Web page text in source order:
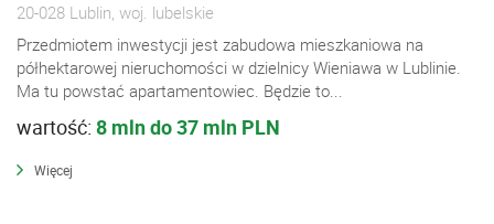
20-028 Lublin, woj. lubelskie
Przedmiotem inwestycji jest zabudowa mieszkaniowa na
półhektarowej nieruchomości w dzielnicy Wieniawa w Lublinie.
Ma tu powstać apartamentowiec. Będzie to...
wartość: 8 mln do 37 mln PLN
Więcej